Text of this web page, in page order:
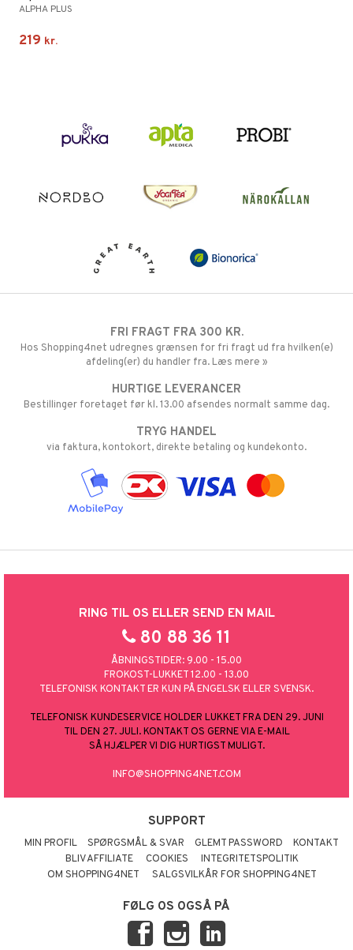
ALPHA PLUS
219 kr.
FRI FRAGT FRA 300 KR.
Hos Shopping4net udregnes grænsen for fri fragt ud fra hvilken(e)
afdeling(er) du handler fra. Læs mere »
HURTIGE LEVERANCER
Bestillinger foretaget før kl. 13.00 afsendes normalt samme dag.
TRYG HANDEL
via faktura, kontokort, direkte betaling og kundekonto.
RING TIL OS ELLER SEND EN MAIL
80 88 36 11
ÅBNINGSTIDER: 9.00 - 15.00
FROKOST-LUKKET 12.00 - 13.00
TELEFONISK KONTAKT ER KUN PÅ ENGELSK ELLER SVENSK.
TELEFONISK KUNDESERVICE HOLDER LUKKET FRA DEN 29. JUNI
TIL DEN 27. JULI. KONTAKT OS GERNE VIA E-MAIL
SÅ HJÆLPER VI DIG HURTIGST MULIGT.
INFO@SHOPPING4NET.COM
SUPPORT
MIN PROFIL SPØRGSMÅL & SVAR GLEMT PASSWORD
KONTAKT
BLIV AFFILIATE
COOKIES
INTEGRITETSPOLITIK
OM SHOPPING4NET
SALGSVILKÅR FOR SHOPPING4NET
FØLG OS OGSÅ PÅ